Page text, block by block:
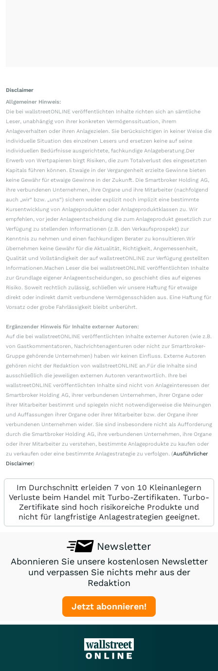
Disclaimer
Allgemeiner Hinweis:
Die bei wallstreetONLINE veröffentlichten Inhalte richten sich an sämtliche
Leser, unabhängig von ihrer konkreten Vermögenssituation, ihrem
Anlageverhalten oder ihren Anlagezielen. Sie berücksichtigen in keiner Weise die
individuelle Situation des einzelnen Lesers und ersetzen keine auf seine
individuellen Bedürfnisse ausgerichtete, fachkundige Anlageberatung.Der
Erwerb von Wertpapieren birgt Risiken, die zum Totalverlust des eingesetzten
Kapitals führen können. Etwaige in der Vergangenheit erzielte Gewinne bieten
keine Gewähr für etwaige Gewinne in der Zukunft. Die Smartbroker Holding AG,
ihre verbundenen Unternehmen, ihre Organe und ihre Mitarbeiter (nachfolgend
auch „wir“ bzw. „uns“) sichern weder explizit noch implizit eine bestimmte
Kursentwicklung von Anlageprodukten oder Anlageproduktklassen zu. Wir
empfehlen, vor jeder Anlageentscheidung die zum Anlageprodukt gesetzlich zur
Verfügung zu stellenden Informationen (z.B. den Verkaufsprospekt) zur
Kenntnis zu nehmen und einen fachkundigen Berater zu konsultieren.Wir
übernehmen keine Gewähr für die Aktualität, Richtigkeit, Angemessenheit,
Qualität und Vollständigkeit der auf wallstreetONLINE zur Verfügung gestellten
Informationen.Machen Leser die bei wallstreetONLINE veröffentlichten Inhalte
zur Grundlage eigener Anlageentscheidungen, so geschieht dies auf eigenes
Risiko. Soweit rechtlich zulässig, schließen wir unsere Haftung für etwaige
direkt oder indirekt damit verbundene Vermögensschäden aus. Eine Haftung für
Vorsatz oder grobe Fahrlässigkeit bleibt unberührt.
Ergänzender Hinweis für Inhalte externer Autoren:
Auf die bei wallstreetONLINE veröffentlichten Inhalte externer Autoren (wie z.B.
von Gastkommentatoren, Nachrichtenagenturen oder nicht zur Smartbroker-
Gruppe gehörende Unternehmen) haben wir keinen Einfluss. Externe Autoren
gehören nicht der Redaktion von wallstreetONLINE an.Für die Inhalte sind
ausschließlich die jeweiligen externen Autoren verantwortlich. Ihre bei
wallstreetONLINE veröffentlichten Inhalte sind nicht von Anlageinteressen der
Smartbroker Holding AG, ihrer verbundenen Unternehmen, ihrer Organe oder
ihrer Mitarbeiter bestimmt und spiegeln nicht notwendigerweise die Meinungen
und Auffassungen ihrer Organe oder ihrer Mitarbeiter bzw. der Organe ihrer
verbundenen Unternehmen wider. Sie sind insbesondere nicht als Aufforderung
durch die Smartbroker Holding AG, ihre verbundenen Unternehmen, ihre Organe
oder ihrer Mitarbeiter zu verstehen, bestimmte Anlageprodukte zu kaufen oder
zu verkaufen oder eine bestimmte Anlagestrategie zu verfolgen. (Ausführlicher
Disclaimer)
Im Durchschnitt erleiden 7 von 10 Kleinanlegern
Verluste beim Handel mit Turbo-Zertifikaten. Turbo-
Zertifikate sind hoch risikoreiche Produkte und
nicht für langfristige Anlagestrategien geeignet.
Newsletter
Abonnieren Sie unsere kostenlosen Newsletter
und verpassen Sie nichts mehr aus der
Redaktion
Jetzt abonnieren!